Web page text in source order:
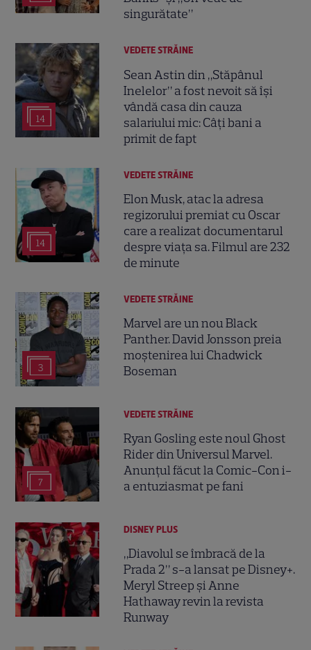
singurătate”
14
VEDETE STRĂINE
Sean Astin din „Stăpânul
Inelelor” a fost nevoit să își
vândă casa din cauza
salariului mic: Câți bani a
primit de fapt
14
VEDETE STRĂINE
Elon Musk, atac la adresa
regizorului premiat cu Oscar
care a realizat documentarul
despre viața sa. Filmul are 232
de minute
3
VEDETE STRĂINE
Marvel are un nou Black
Panther. David Jonsson preia
moștenirea lui Chadwick
Boseman
7
VEDETE STRĂINE
Ryan Gosling este noul Ghost
Rider din Universul Marvel.
Anunțul făcut la Comic-Con i-
a entuziasmat pe fani
DISNEY PLUS
„Diavolul se îmbracă de la
Prada 2” s-a lansat pe Disney+.
Meryl Streep și Anne
Hathaway revin la revista
Runway